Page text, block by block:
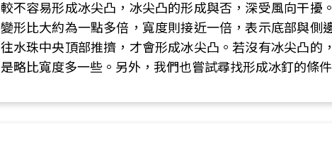
較不容易形成冰尖凸，冰尖凸的形成與否，深受風向干擾
變形比大約為一點多倍，寬度則接近一倍，表示底部與側
往水珠中央頂部推擠，才會形成冰尖凸。若沒有冰尖凸的
是略比寬度多一些。另外，我們也嘗試尋找形成冰釘的條